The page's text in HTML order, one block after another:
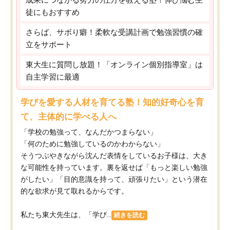
徒にもおすすめ
さらば、サボり癖！柔軟な受講計画で勉強習慣の確
立をサポート
東大生に質問し放題！「オンライン個別指導室」は
自主学習に最適
学びを愛する人材を育てる塾！知的好奇心を育
て、主体的に学べる人へ
「学校の勉強って、なんだかつまらない」
「何のために勉強しているのかわからない」
そうつぶやきながら沈んだ表情をしているお子様は、大き
な可能性を持っています。裏を返せば「もっと楽しい勉強
がしたい」「目的意識を持って、頑張りたい」という潜在
的な欲求が見て取れるからです。
私たち東大先生は、「学び... 続きを読む